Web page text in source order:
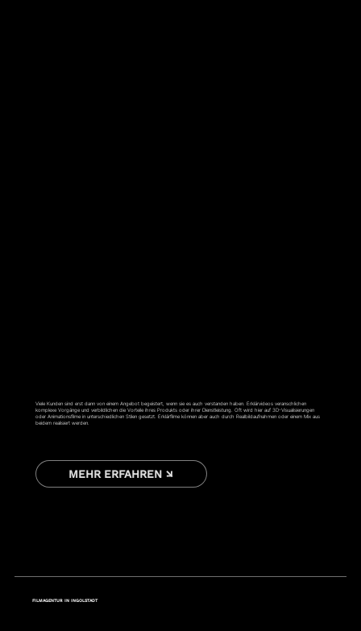
Viele Kunden sind erst dann von einem Angebot begeistert, wenn sie es auch verstanden haben. Erklärvideos veranschlichen
komplexe Vorgänge und verbildlichen die Vorteile ihres Produkts oder ihrer Dienstleistung. Oft wird hier auf 3D-Visualisierungen
oder Animationsfilme in unterschiedlichen Stilen gesetzt. Erklärfilme können aber auch durch Realbildaufnahmen oder einem Mix aus
beidem realisiert werden.
MEHR ERFAHREN ↘
FILMAGENTUR IN INGOLSTADT